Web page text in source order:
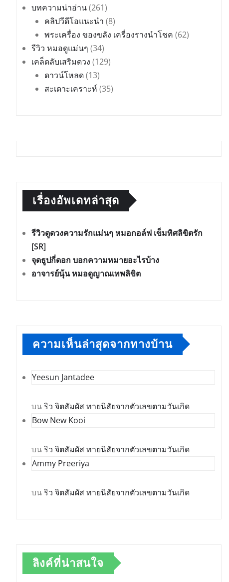
บทความน่าอ่าน(261)
คลิปวีดีโอแนะนำ (8)
พระเครื่อง ของขลัง เครื่องรางนำโชค (62)
รีวิว หมอดูแม่นๆ (34)
เคล็ดลับเสริมดวง (129)
ดาวน์โหลด(13)
สะเดาะเคราะห์ (35)
เรื่องอัพเดทล่าสุด
รีวิวดูดวงความรักแม่นๆ หมอกอล์ฟ เข็มทิศลิขิตรัก
[SR]
จุดธูปกี่ดอก บอกความหมายอะไรบ้าง
อาจารย์นุ้น หมอดูญาณเทพลิขิต
ความเห็นล่าสุดจากทางบ้าน
Yeesun Jantadee
บนริว จิตสัมผัส ทายนิสัยจากตัวเลขตามวันเกิด
Bow New Kooi
บนริว จิตสัมผัส ทายนิสัยจากตัวเลขตามวันเกิด
Ammy Preeriya
บนริว จิตสัมผัส ทายนิสัยจากตัวเลขตามวันเกิด
ลิงค์ที่น่าสนใจ